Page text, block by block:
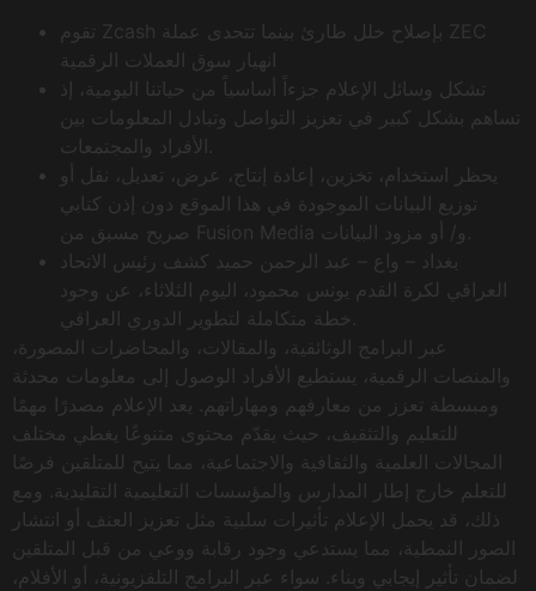
تقوم Zcash بإصلاح خلل طارئ بينما تتحدى عملة ZEC
انهيار سوق العملات الرقمية
تشكل وسائل الإعلام جزءاً أساسياً من حياتنا اليومية، إذ
تساهم بشكل كبير في تعزيز التواصل وتبادل المعلومات بين
يحظر استخدام، تخزين، إعادة إنتاج، عرض، تعديل، نقل أو
توزيع البيانات الموجودة في هذا الموقع دون إذن كتابي
بغداد – واع – عبد الرحمن حميد كشف رئيس الاتحاد
العراقي لكرة القدم يونس محمود، اليوم الثلاثاء، عن وجود
عبر البرامج الوثائقية، والمقالات، والمحاضرات المصورة،
والمنصات الرقمية، يستطيع الأفراد الوصول إلى معلومات محدثة
ومبسطة تعزز من معارفهم ومهاراتهم. يعد الإعلام مصدرًا مهمًا
للتعليم والتثقيف، حيث يقدّم محتوى متنوعًا يغطي مختلف
المجالات العلمية والثقافية والاجتماعية، مما يتيح للمتلقين فرصًا
للتعلم خارج إطار المدارس والمؤسسات التعليمية التقليدية. ومع
ذلك، قد يحمل الإعلام تأثيرات سلبية مثل تعزيز العنف أو انتشار
الصور النمطية، مما يستدعي وجود رقابة ووعي من قبل المتلقين
لضمان تأثير إيجابي وبناء. سواء عبر البرامج التلفزيونية، أو الأفلام،